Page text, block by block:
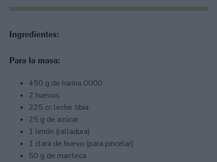
Ingredientes:
Para la masa:
450 g de harina 0000
2 huevos
225 cc leche tibia
25 g de azúcar
1 limón (ralladura)
1 clara de huevo (para pincelar)
50 g de manteca